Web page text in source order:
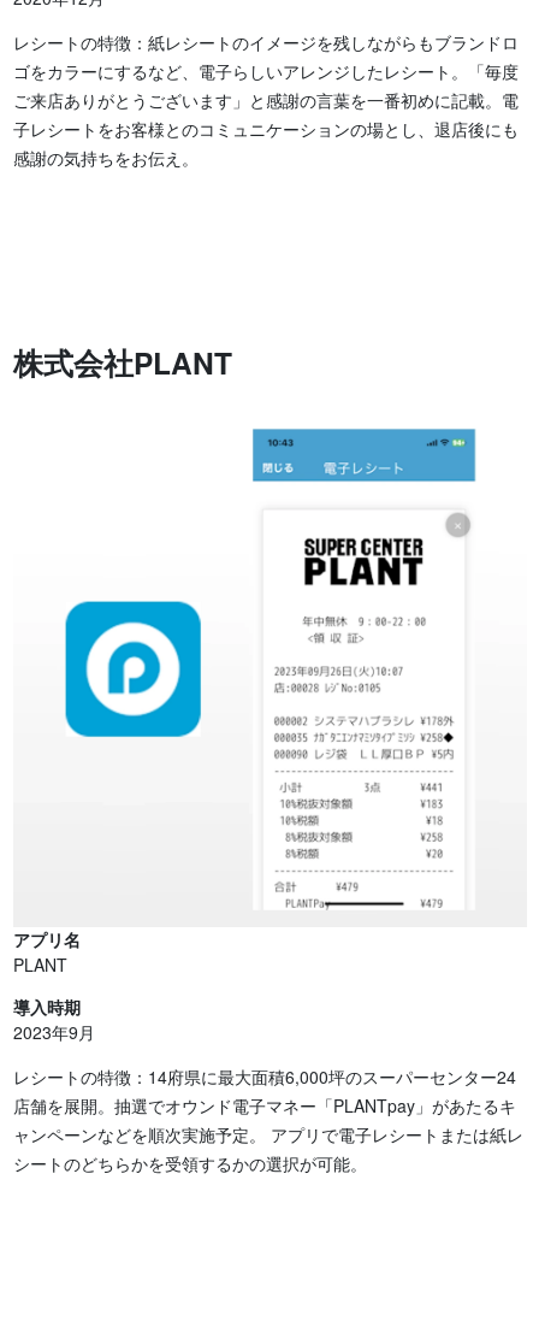
レシートの特徴：紙レシートのイメージを残しながらもブランドロ
ゴをカラーにするなど、電子らしいアレンジしたレシート。「毎度
ご来店ありがとうございます」と感謝の言葉を一番初めに記載。電
子レシートをお客様とのコミュニケーションの場とし、退店後にも
感謝の気持ちをお伝え。
株式会社PLANT
アプリ名
PLANT
導入時期
2023年9月
レシートの特徴：14府県に最大面積6,000坪のスーパーセンター24
店舗を展開。抽選でオウンド電子マネー「PLANTpay」があたるキ
ャンペーンなどを順次実施予定。 アプリで電子レシートまたは紙レ
シートのどちらかを受領するかの選択が可能。